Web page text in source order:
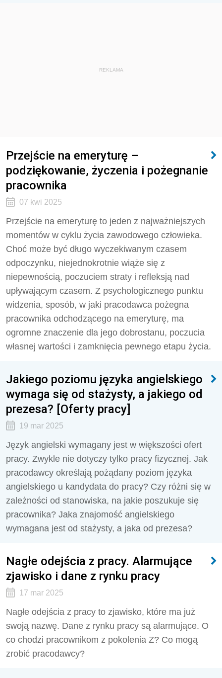
REKLAMA
Przejście na emeryturę –
podziękowanie, życzenia i pożegnanie
pracownika
07 kwi 2025
Przejście na emeryturę to jeden z najważniejszych
momentów w cyklu życia zawodowego człowieka.
Choć może być długo wyczekiwanym czasem
odpoczynku, niejednokrotnie wiąże się z
niepewnością, poczuciem straty i refleksją nad
upływającym czasem. Z psychologicznego punktu
widzenia, sposób, w jaki pracodawca pożegna
pracownika odchodzącego na emeryturę, ma
ogromne znaczenie dla jego dobrostanu, poczucia
własnej wartości i zamknięcia pewnego etapu życia.
Jakiego poziomu języka angielskiego
wymaga się od stażysty, a jakiego od
prezesa? [Oferty pracy]
19 mar 2025
Język angielski wymagany jest w większości ofert
pracy. Zwykle nie dotyczy tylko pracy fizycznej. Jak
pracodawcy określają pożądany poziom języka
angielskiego u kandydata do pracy? Czy różni się w
zależności od stanowiska, na jakie poszukuje się
pracownika? Jaka znajomość angielskiego
wymagana jest od stażysty, a jaka od prezesa?
Nagłe odejścia z pracy. Alarmujące
zjawisko i dane z rynku pracy
17 mar 2025
Nagłe odejścia z pracy to zjawisko, które ma już
swoją nazwę. Dane z rynku pracy są alarmujące. O
co chodzi pracownikom z pokolenia Z? Co mogą
zrobić pracodawcy?